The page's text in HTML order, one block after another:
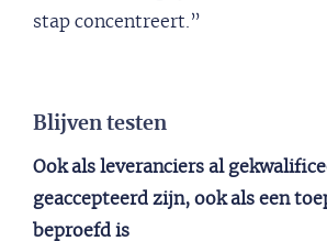
stap concentreert.”
Blijven testen
Ook als leveranciers al
geaccepteerd zijn, ook als een
beproefd is